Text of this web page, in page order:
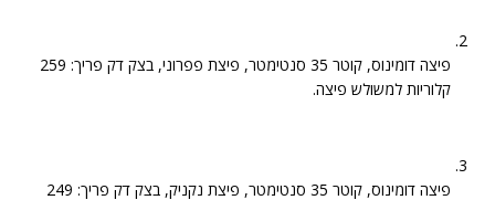
פיצה דומינוס, קוטר 35 סנטימטר, פיצת פפרוני, בצק דק פריך: 259
קלוריות למשולש פיצה.
פיצה דומינוס, קוטר 35 סנטימטר, פיצת נקניק, בצק דק פריך: 249